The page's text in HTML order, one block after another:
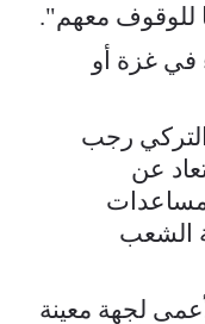
للوقوف معهم".
في غزة أو
رجب
عن
الشعب
لجهة معينة